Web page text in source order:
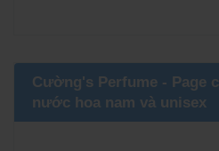
Cường's Perfume - Page
nước hoa nam và unisex